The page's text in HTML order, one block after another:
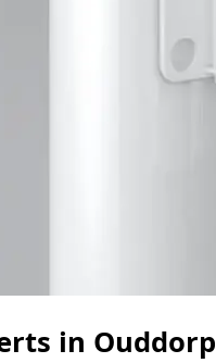
in Ouddorp